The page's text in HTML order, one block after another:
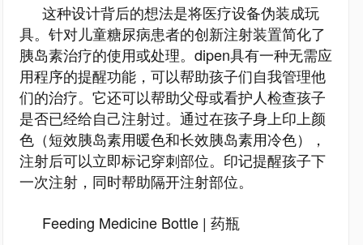
这种设计背后的想法是将医疗设备伪装成玩
具。针对儿童糖尿病患者的创新注射装置简化了
胰岛素治疗的使用或处理。dipen具有一种无需应
用程序的提醒功能，可以帮助孩子们自我管理他
们的治疗。它还可以帮助父母或看护人检查孩子
是否已经给自己注射过。通过在孩子身上印上颜
色（短效胰岛素用暖色和长效胰岛素用冷色），
注射后可以立即标记穿刺部位。印记提醒孩子下
一次注射，同时帮助隔开注射部位。
Feeding Medicine Bottle | 药瓶